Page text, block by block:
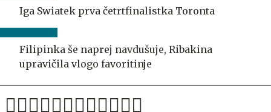
Iga Swiatek prva četrtfinalistka Toronta
Filipinka še naprej navdušuje, Ribakina
upravičila vlogo favoritinje